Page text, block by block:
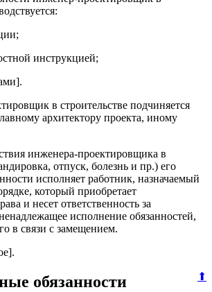
инструкцией;
в строительстве подчиняется
архитектору проекта, иному
инженера-проектировщика в
отпуск, болезнь и пр.) его
исполняет работник, назначаемый
который приобретает
и несет ответственность за
исполнение обязанностей,
в связи с замещением.
⬆
обязанности